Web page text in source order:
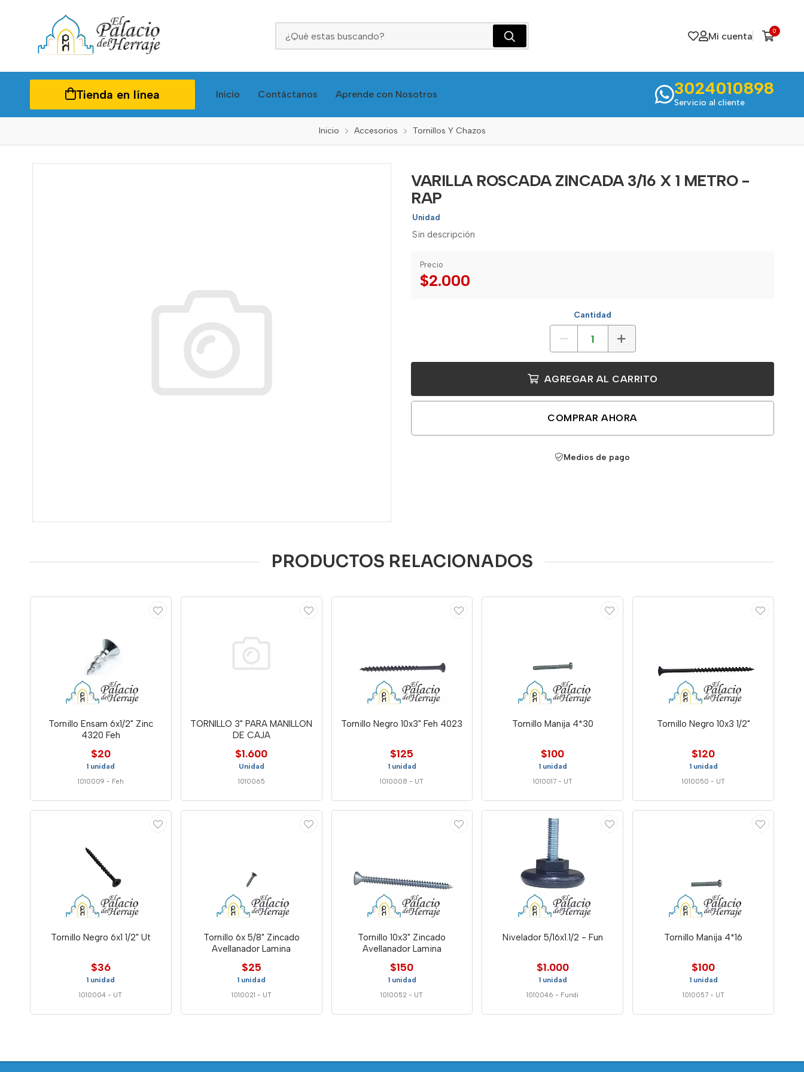
Mi cuenta 0
Tienda en línea Inicio Contáctanos Aprende con Nosotros 3024010898
Servicio al cliente
Inicio Accesorios Tornillos Y Chazos
VARILLA ROSCADA ZINCADA 3/16 X 1 METRO -
RAP
Unidad
Sin descripción
Precio
$2.000
Cantidad
AGREGAR AL CARRITO
COMPRAR AHORA
Medios de pago
PRODUCTOS RELACIONADOS
Tornillo Ensam 6x1/2" Zinc
4320 Feh
$20
1 unidad
1010009 - Feh
TORNILLO 3" PARA MANILLON
DE CAJA
$1.600
Unidad
1010065
Tornillo Negro 10x3" Feh 4023
$125
1 unidad
1010008 - UT
Tornillo Manija 4*30
$100
1 unidad
1010017 - UT
Tornillo Negro 10x3 1/2"
$120
1 unidad
1010050 - UT
Tornillo Negro 6x1 1/2" Ut
$36
1 unidad
1010004 - UT
Tornillo 6x 5/8" Zincado
Avellanador Lamina
$25
1 unidad
1010021 - UT
Tornillo 10x3" Zincado
Avellanador Lamina
$150
1 unidad
1010052 - UT
Nivelador 5/16x1.1/2 - Fun
$1.000
1 unidad
1010046 - Fundi
Tornillo Manija 4*16
$100
1 unidad
1010057 - UT